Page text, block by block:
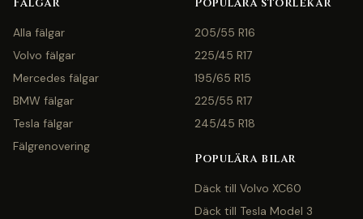
Alla fälgar
Volvo fälgar
Mercedes fälgar
BMW fälgar
Tesla fälgar
Fälgrenovering
205/55 R16
225/45 R17
195/65 R15
225/55 R17
245/45 R18
Populära bilar
Däck till Volvo XC60
Däck till Tesla Model 3